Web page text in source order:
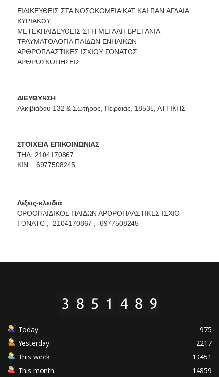
ΕΙΔΙΚΕΥΘΕΙΣ ΣΤΑ ΝΟΣΟΚΟΜΕΙΑ ΚΑΤ ΚΑΙ ΠΑΝ.ΑΓΛΑΙΑ
ΚΥΡΙΑΚΟΥ
ΜΕΤΕΚΠΑΙΔΕΥΘΕΙΣ ΣΤΗ ΜΕΓΑΛΗ ΒΡΕΤΑΝΙΑ
ΤΡΑΥΜΑΤΟΛΟΓΙΑ ΠΑΙΔΩΝ ΕΝΗΛΙΚΩΝ
ΑΡΘΡΟΠΛΑΣΤΙΚΕΣ ΙΣΧΙΟΥ ΓΟΝΑΤΟΣ
ΑΡΘΡΟΣΚΟΠΗΣΕΙΣ
ΔΙΕΥΘΥΝΣΗ
Αλκιβιάδου 132 & Σωτήρος, Πειραιάς, 18535, ΑΤΤΙΚΗΣ
ΣΤΟΙΧΕΙΑ ΕΠΙΚΟΙΝΩΝΙΑΣ
ΤΗΛ. 2104170867
ΚΙΝ. 6977508245
Λέξεις-κλειδιά
ΟΡΘΟΠΑΙΔΙΚΟΣ ΠΑΙΔΩΝ ΑΡΘΡΟΠΛΑΣΤΙΚΕΣ ΙΣΧΙΟ
ΓΟΝΑΤΟ ,
2104170867 , 6977508245
Today
975
Yesterday
2217
This week
10451
This month
14859